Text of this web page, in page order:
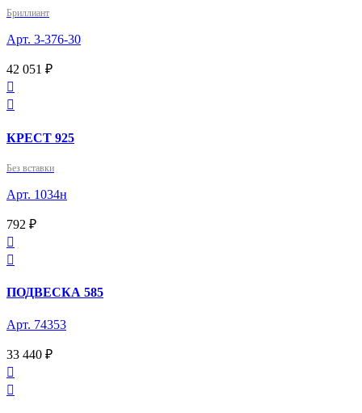
Бриллиант
Арт. 3-376-30
42 051 ₽


КРЕСТ 925
Без вставки
Арт. 1034н
792 ₽


ПОДВЕСКА 585
Арт. 74353
33 440 ₽

